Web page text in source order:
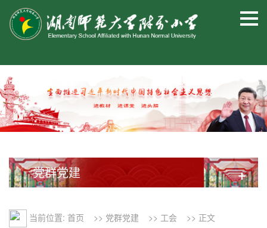
党群党建 +
当前位置: 首页 >> 党群党建 >> 工会 >> 正文